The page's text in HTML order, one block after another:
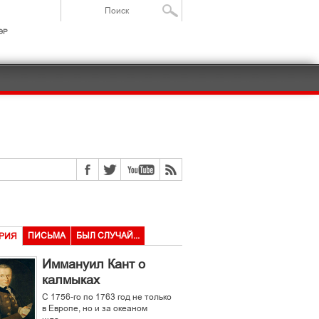
ПИСЬМА БЫЛ СЛУЧАЙ...
Иммануил Кант о
калмыках
С 1756-го по 1763 год не только
в Европе, но и за океаном